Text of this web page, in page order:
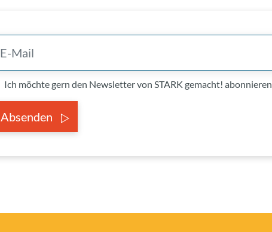
Ich möchte gern den Newsletter von STARK gemacht! abonnieren
Absenden